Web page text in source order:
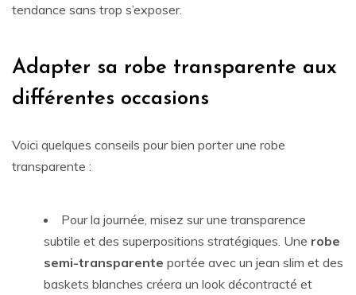
tendance sans trop s’exposer.
Adapter sa robe transparente aux
différentes occasions
Voici quelques conseils pour bien porter une robe
transparente :
Pour la journée, misez sur une transparence
subtile et des superpositions stratégiques. Une robe
semi-transparente portée avec un jean slim et des
baskets blanches créera un look décontracté et